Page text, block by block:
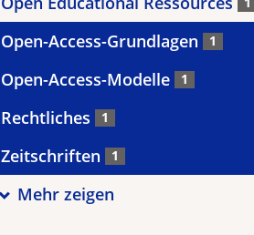
Open-Access-Grundlagen 1
Open-Access-Modelle 1
Rechtliches 1
Zeitschriften 1
Mehr zeigen